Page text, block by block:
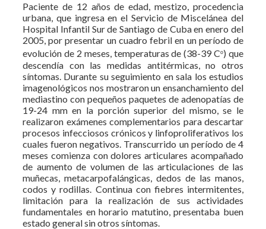
Paciente de 12 años de edad, mestizo, procedencia
urbana, que ingresa en el Servicio de Miscelánea del
Hospital Infantil Sur de Santiago de Cuba en enero del
2005, por presentar un cuadro febril en un período de
evolución de 2 meses, temperaturas de (38-39 Cₒ) que
descendía con las medidas antitérmicas, no otros
síntomas. Durante su seguimiento en sala los estudios
imagenológicos nos mostraron un ensanchamiento del
mediastino con pequeños paquetes de adenopatías de
19-24 mm en la porción superior del mismo, se le
realizaron exámenes complementarios para descartar
procesos infecciosos crónicos y linfoproliferativos los
cuales fueron negativos. Transcurrido un período de 4
meses comienza con dolores articulares acompañado
de aumento de volumen de las articulaciones de las
muñecas, metacarpofalángicas, dedos de las manos,
codos y rodillas. Continua con fiebres intermitentes,
limitación para la realización de sus actividades
fundamentales en horario matutino, presentaba buen
estado general sin otros síntomas.